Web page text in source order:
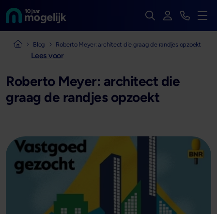
Naar de homepage van Zoek op de hele
InloggenBekijk
Menu
Naar de homepage van Mogelijk Vastgoedfinancieringen
Blog Roberto Meyer: architect die graag de randjes opzoekt
Lees voor
Roberto Meyer: architect die
graag de randjes opzoekt